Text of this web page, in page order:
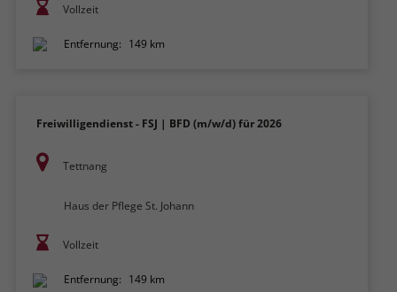
Vollzeit
Entfernung: 149 km
Freiwilligendienst - FSJ | BFD (m/w/d) für 2026
Tettnang
Haus der Pflege St. Johann
Vollzeit
Entfernung: 149 km